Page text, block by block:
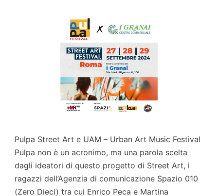
Pulpa Street Art e UAM – Urban Art Music Festival
Pulpa non è un acronimo, ma una parola scelta
dagli ideatori di questo progetto di Street Art, i
ragazzi dell’Agenzia di comunicazione Spazio 010
(Zero Dieci) tra cui Enrico Peca e Martina